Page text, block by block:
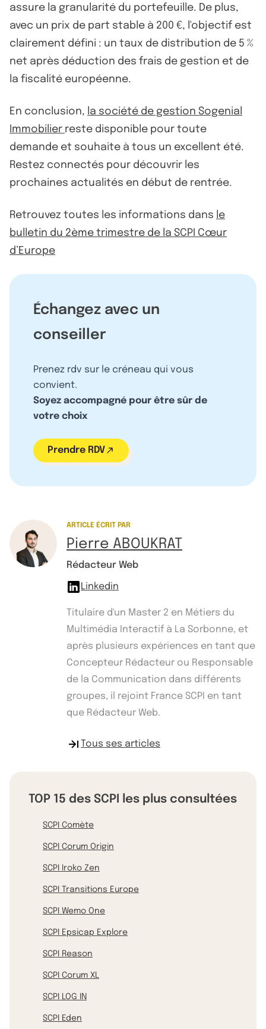
assure la granularité du portefeuille. De plus,
avec un prix de part stable à 200 €, l'objectif est
clairement défini : un taux de distribution de 5 %
net après déduction des frais de gestion et de
la fiscalité européenne.
En conclusion, la société de gestion Sogenial
Immobilier reste disponible pour toute
demande et souhaite à tous un excellent été.
Restez connectés pour découvrir les
prochaines actualités en début de rentrée.
Retrouvez toutes les informations dans le
bulletin du 2ème trimestre de la SCPI Cœur
d’Europe
Échangez avec un
conseiller
Prenez rdv sur le créneau qui vous
convient.
Soyez accompagné pour être sûr de
votre choix
Prendre RDV
ARTICLE ÉCRIT PAR
Pierre ABOUKRAT
Rédacteur Web
Linkedin
Titulaire d'un Master 2 en Métiers du
Multimédia Interactif à La Sorbonne, et
après plusieurs expériences en tant que
Concepteur Rédacteur ou Responsable
de la Communication dans différents
groupes, il rejoint France SCPI en tant
que Rédacteur Web.
Tous ses articles
TOP 15 des SCPI les plus consultées
SCPI Comète
SCPI Corum Origin
SCPI Iroko Zen
SCPI Transitions Europe
SCPI Wemo One
SCPI Epsicap Explore
SCPI Reason
SCPI Corum XL
SCPI LOG IN
SCPI Eden